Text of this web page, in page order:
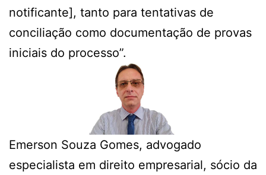
notificante], tanto para tentativas de
conciliação como documentação de provas
iniciais do processo”.
Emerson Souza Gomes, advogado
especialista em direito empresarial, sócio da